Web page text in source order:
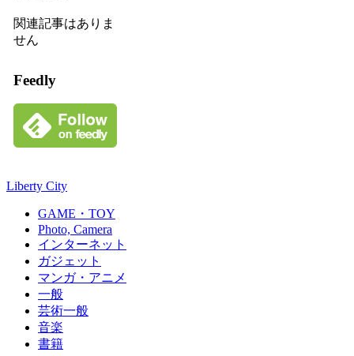
関連記事はありま
せん
Feedly
Liberty City
GAME・TOY
Photo, Camera
インターネット
ガジェット
マンガ・アニメ
一般
芸術一般
音楽
書籍